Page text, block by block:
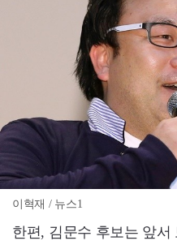
이혁재 / 뉴스1
한편, 김문수 후보는 앞